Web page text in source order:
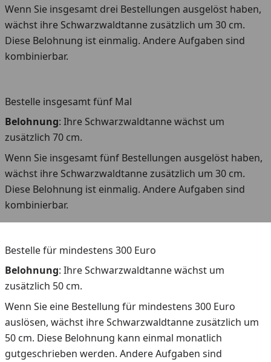
Wenn Sie insgesamt drei Bestellungen ausgelöst haben,
wächst ihre Schwarzwaldtanne zusätzlich um 30 cm.
Diese Belohnung ist einmalig. Andere Aufgaben sind
kombinierbar.
Bestelle insgesamt fünf Mal
Belohnung: Ihre Schwarzwaldtanne wächst um
zusätzlich 70 cm.
Wenn Sie insgesamt fünf Bestellungen ausgelöst haben,
wächst ihre Schwarzwaldtanne zusätzlich um 30 cm.
Diese Belohnung ist einmalig. Andere Aufgaben sind
kombinierbar.
Bestelle für mindestens 300 Euro
Belohnung: Ihre Schwarzwaldtanne wächst um
zusätzlich 50 cm.
Wenn Sie eine Bestellung für mindestens 300 Euro
auslösen, wächst ihre Schwarzwaldtanne zusätzlich um
50 cm. Diese Belohnung kann einmal monatlich
gutgeschrieben werden. Andere Aufgaben sind